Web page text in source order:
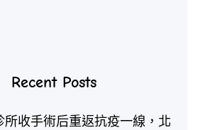
Recent Posts
所收手術后重返抗疫一線，北